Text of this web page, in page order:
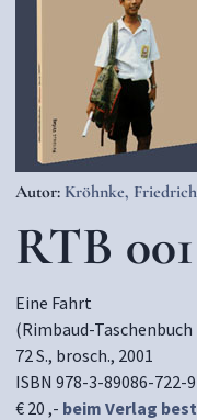
Autor: Kröhnke, Friedrich
RTB
Eine Fahrt
(Rimbaud-Taschenbuch
72 S., brosch., 2001
ISBN 978-3-89086-722-9
€ 20 ,- beim Verlag